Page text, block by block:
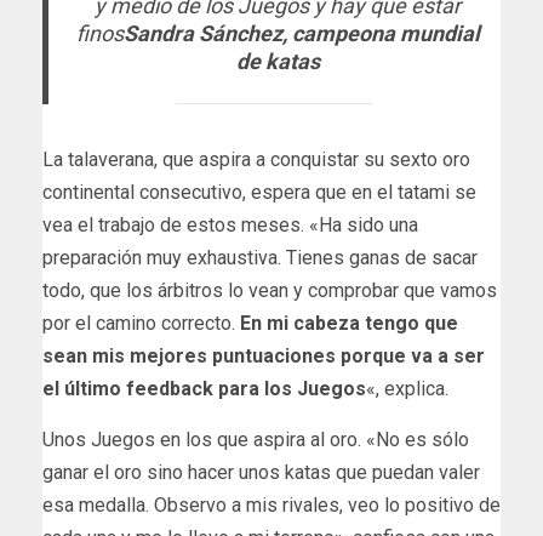
y medio de los Juegos y hay que estar
finosSandra Sánchez, campeona mundial
de katas
La talaverana, que aspira a conquistar su sexto oro
continental consecutivo, espera que en el tatami se
vea el trabajo de estos meses. «Ha sido una
preparación muy exhaustiva. Tienes ganas de sacar
todo, que los árbitros lo vean y comprobar que vamos
por el camino correcto. En mi cabeza tengo que
sean mis mejores puntuaciones porque va a ser
el último feedback para los Juegos«, explica.
Unos Juegos en los que aspira al oro. «No es sólo
ganar el oro sino hacer unos katas que puedan valer
esa medalla. Observo a mis rivales, veo lo positivo de